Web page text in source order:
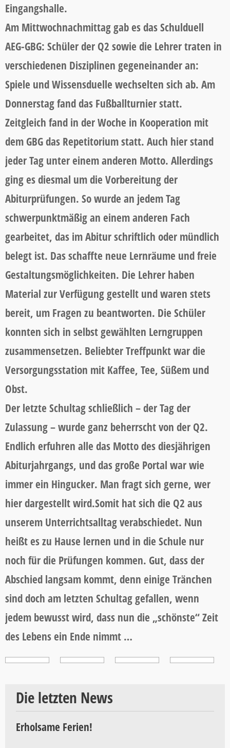
Eingangshalle.
Am Mittwochnachmittag gab es das Schulduell
AEG-GBG: Schüler der Q2 sowie die Lehrer traten in
verschiedenen Disziplinen gegeneinander an:
Spiele und Wissensduelle wechselten sich ab. Am
Donnerstag fand das Fußballturnier statt.
Zeitgleich fand in der Woche in Kooperation mit
dem GBG das Repetitorium statt. Auch hier stand
jeder Tag unter einem anderen Motto. Allerdings
ging es diesmal um die Vorbereitung der
Abiturprüfungen. So wurde an jedem Tag
schwerpunktmäßig an einem anderen Fach
gearbeitet, das im Abitur schriftlich oder mündlich
belegt ist. Das schaffte neue Lernräume und freie
Gestaltungsmöglichkeiten. Die Lehrer haben
Material zur Verfügung gestellt und waren stets
bereit, um Fragen zu beantworten. Die Schüler
konnten sich in selbst gewählten Lerngruppen
zusammensetzen. Beliebter Treffpunkt war die
Versorgungsstation mit Kaffee, Tee, Süßem und
Obst.
Der letzte Schultag schließlich – der Tag der
Zulassung – wurde ganz beherrscht von der Q2.
Endlich erfuhren alle das Motto des diesjährigen
Abiturjahrgangs, und das große Portal war wie
immer ein Hingucker. Man fragt sich gerne, wer
hier dargestellt wird.Somit hat sich die Q2 aus
unserem Unterrichtsalltag verabschiedet. Nun
heißt es zu Hause lernen und in die Schule nur
noch für die Prüfungen kommen. Gut, dass der
Abschied langsam kommt, denn einige Tränchen
sind doch am letzten Schultag gefallen, wenn
jedem bewusst wird, dass nun die „schönste“ Zeit
des Lebens ein Ende nimmt …
Die letzten News
Erholsame Ferien!